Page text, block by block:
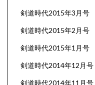
剣道時代2015年3月号
剣道時代2015年2月号
剣道時代2015年1月号
剣道時代2014年12月号
剣道時代2014年11月号